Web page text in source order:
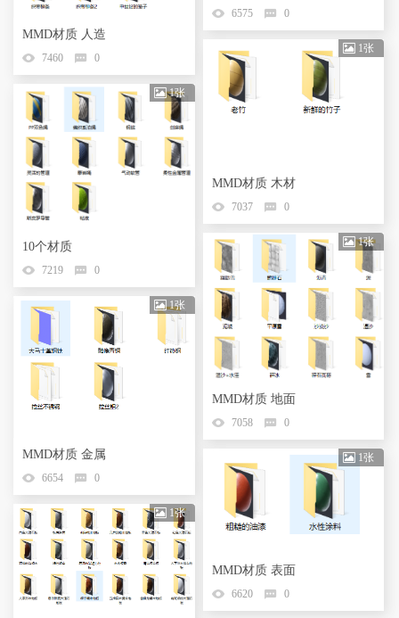
MMD材质 人造
7460 0
1张
10个材质
7219 0
1张
MMD材质 金属
6654 0
1张
6575 0
1张
MMD材质 木材
7037 0
1张
MMD材质 地面
7058 0
1张
MMD材质 表面
6620 0